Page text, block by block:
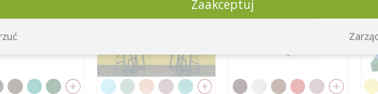
Zaakceptuj